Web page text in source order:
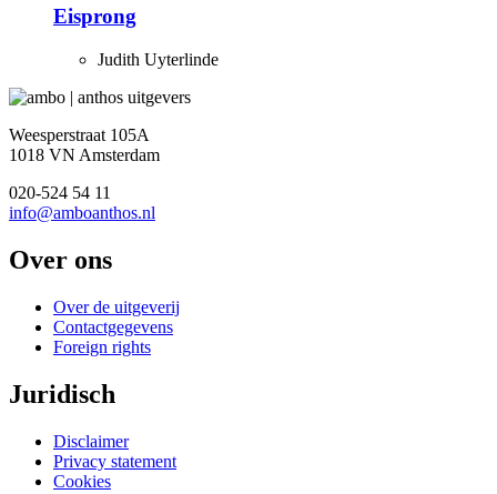
Eisprong
Judith Uyterlinde
Weesperstraat 105A
1018 VN Amsterdam
020-524 54 11
info@amboanthos.nl
Over ons
Over de uitgeverij
Contactgegevens
Foreign rights
Juridisch
Disclaimer
Privacy statement
Cookies